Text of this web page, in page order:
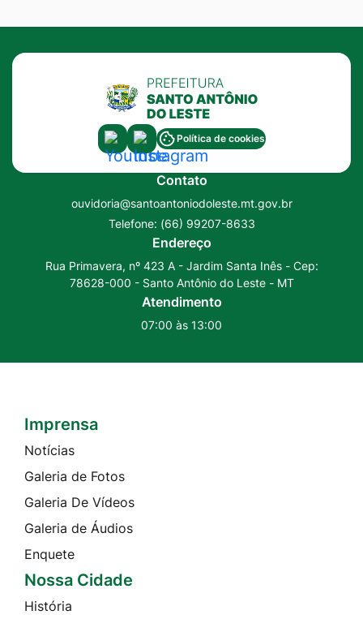
Acessar
a
Social
Youtube
Acessar
a
Rede
Social
Instagram
Política de cookies
Contato
ouvidoria@santoantoniodoleste.mt.gov.br
Telefone: (66) 99207-8633
Endereço
Rua Primavera, nº 423 A - Jardim Santa Inês - Cep:
78628-000 - Santo Antônio do Leste - MT
Atendimento
07:00 às 13:00
Seção do Rodapé e Contato
Imprensa
Notícias
Galeria de Fotos
Galeria De Vídeos
Galeria de Áudios
Enquete
Nossa Cidade
História